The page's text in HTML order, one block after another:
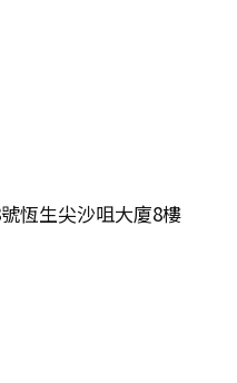
恆生尖沙咀大廈8樓